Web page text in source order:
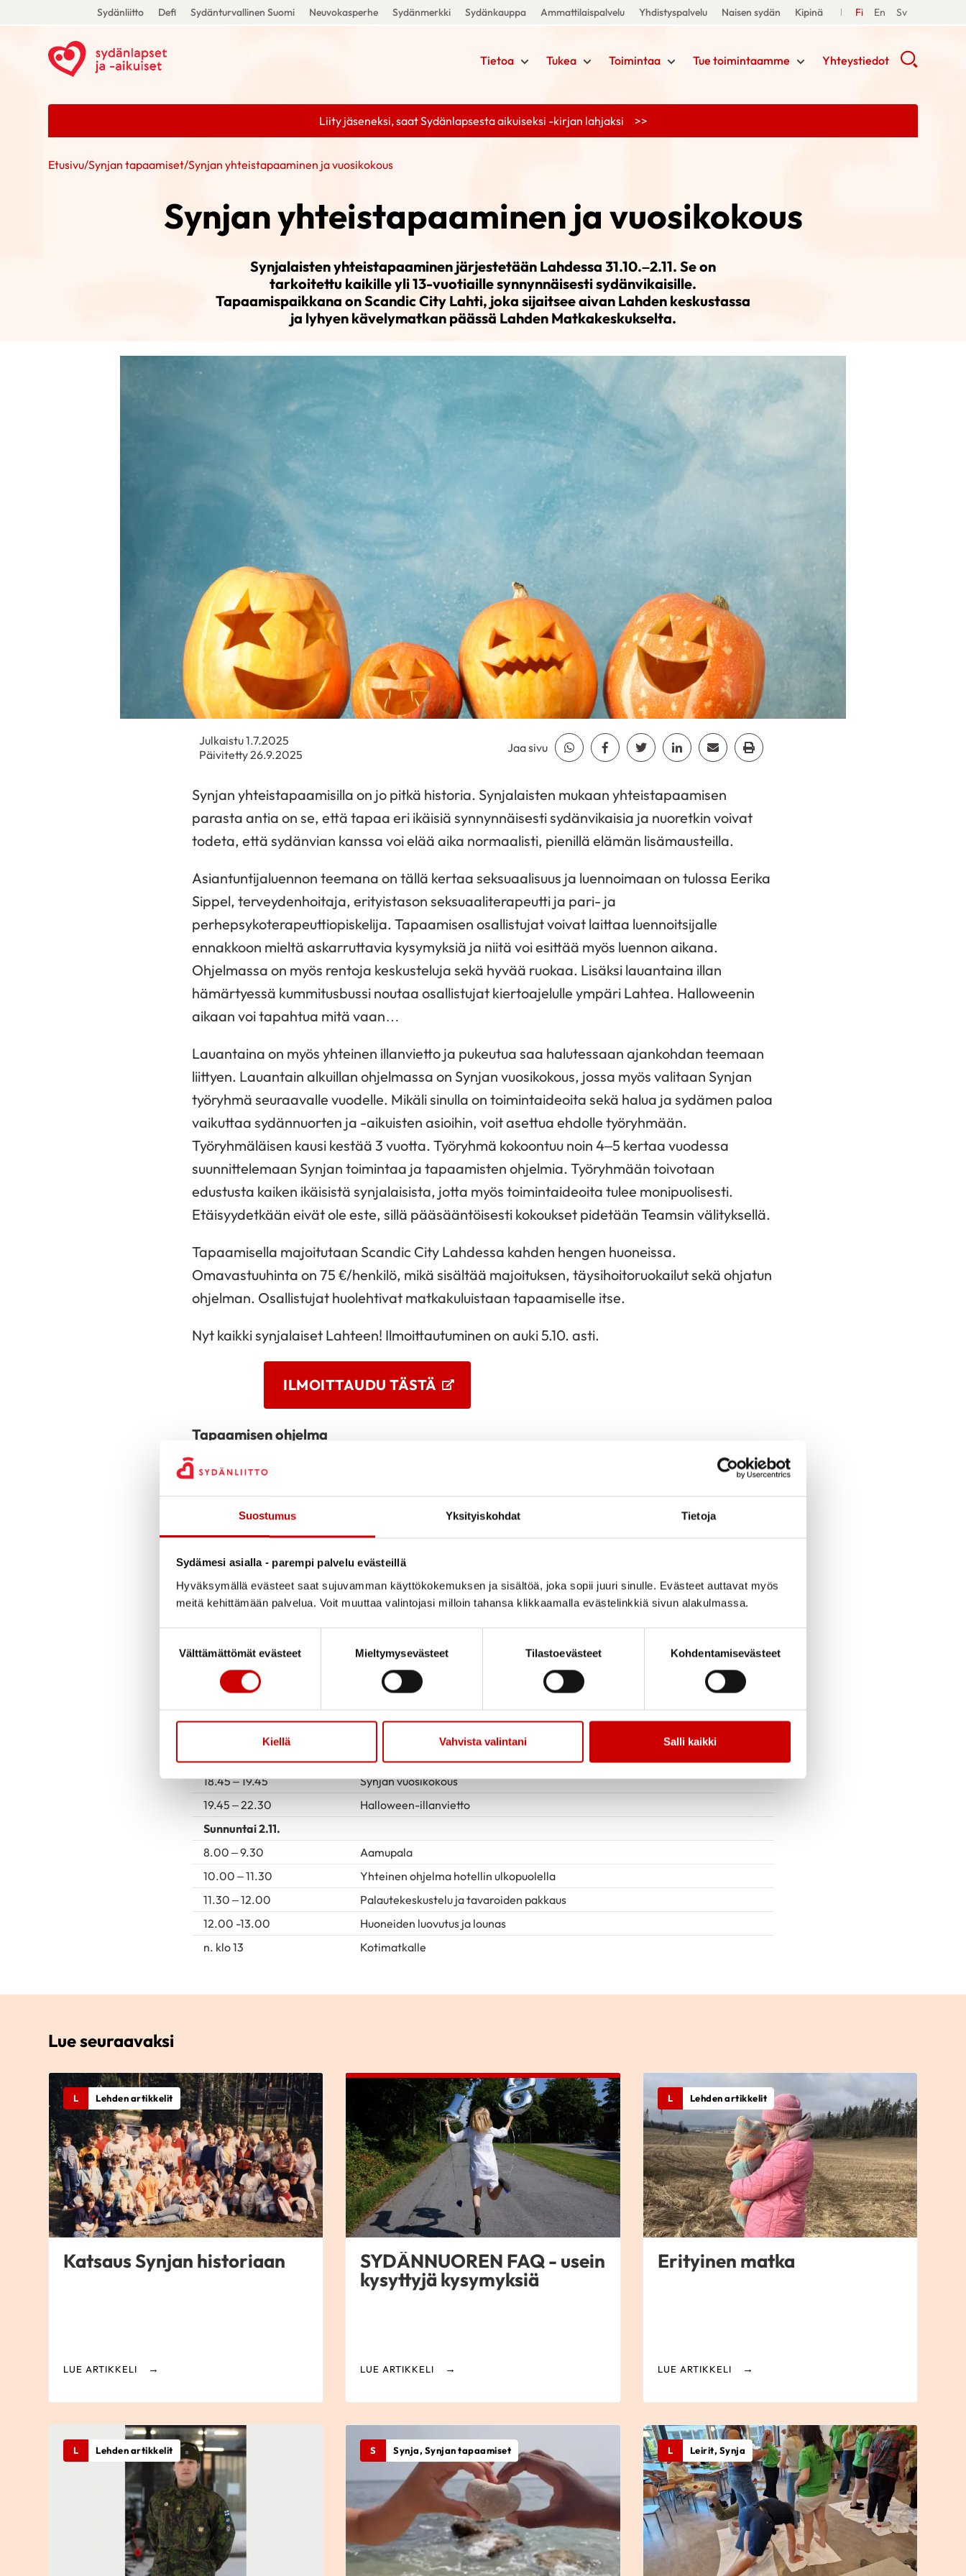
Suostumus Yksityiskohdat Tietoja
Sydämesi asialla - parempi palvelu evästeillä
Hyväksymällä evästeet saat sujuvamman käyttökokemuksen ja sisältöä, joka sopii juuri sinulle. Evästeet auttavat myös
meitä kehittämään palvelua. Voit muuttaa valintojasi milloin tahansa klikkaamalla evästelinkkiä sivun alakulmassa.
Välttämättömät evästeet
Mieltymysevästeet Tilastoevästeet Kohdentamisevästeet
Kiellä Vahvista valintani Salli kaikki
Sydänliitto Defi Sydänturvallinen Suomi Neuvokasperhe Sydänmerkki Sydänkauppa Ammattilaispalvelu Yhdistyspalvelu Naisen sydän Kipinä Fi En Sv
Tietoa Tukea Toimintaa Tue toimintaamme Yhteystiedot
Liity jäseneksi, saat Sydänlapsesta aikuiseksi -kirjan lahjaksi >>
Etusivu/Synjan tapaamiset/Synjan yhteistapaaminen ja vuosikokous
Synjan yhteistapaaminen ja vuosikokous
Synjalaisten yhteistapaaminen järjestetään Lahdessa 31.10.–2.11. Se on
tarkoitettu kaikille yli 13-vuotiaille synnynnäisesti sydänvikaisille.
Tapaamispaikkana on Scandic City Lahti, joka sijaitsee aivan Lahden keskustassa
ja lyhyen kävelymatkan päässä Lahden Matkakeskukselta.
Julkaistu 1.7.2025
Päivitetty 26.9.2025
Jaa sivu Jaa Whatsapp
Jaa Facebook
Jaa TwitterJaa LinkedinJaa EmailJaa Print
Synjan yhteistapaamisilla on jo pitkä historia. Synjalaisten mukaan yhteistapaamisen
parasta antia on se, että tapaa eri ikäisiä synnynnäisesti sydänvikaisia ja nuoretkin voivat
todeta, että sydänvian kanssa voi elää aika normaalisti, pienillä elämän lisämausteilla.
Asiantuntijaluennon teemana on tällä kertaa seksuaalisuus ja luennoimaan on tulossa Eerika
Sippel, terveydenhoitaja, erityistason seksuaaliterapeutti ja pari- ja
perhepsykoterapeuttiopiskelija. Tapaamisen osallistujat voivat laittaa luennoitsijalle
ennakkoon mieltä askarruttavia kysymyksiä ja niitä voi esittää myös luennon aikana.
Ohjelmassa on myös rentoja keskusteluja sekä hyvää ruokaa. Lisäksi lauantaina illan
hämärtyessä kummitusbussi noutaa osallistujat kiertoajelulle ympäri Lahtea. Halloweenin
aikaan voi tapahtua mitä vaan…
Lauantaina on myös yhteinen illanvietto ja pukeutua saa halutessaan ajankohdan teemaan
liittyen. Lauantain alkuillan ohjelmassa on Synjan vuosikokous, jossa myös valitaan Synjan
työryhmä seuraavalle vuodelle. Mikäli sinulla on toimintaideoita sekä halua ja sydämen paloa
vaikuttaa sydännuorten ja -aikuisten asioihin, voit asettua ehdolle työryhmään.
Työryhmäläisen kausi kestää 3 vuotta. Työryhmä kokoontuu noin 4–5 kertaa vuodessa
suunnittelemaan Synjan toimintaa ja tapaamisten ohjelmia. Työryhmään toivotaan
edustusta kaiken ikäisistä synjalaisista, jotta myös toimintaideoita tulee monipuolisesti.
Etäisyydetkään eivät ole este, sillä pääsääntöisesti kokoukset pidetään Teamsin välityksellä.
Tapaamisella majoitutaan Scandic City Lahdessa kahden hengen huoneissa.
Omavastuuhinta on 75 €/henkilö, mikä sisältää majoituksen, täysihoitoruokailut sekä ohjatun
ohjelman. Osallistujat huolehtivat matkakuluistaan tapaamiselle itse.
Nyt kaikki synjalaiset Lahteen! Ilmoittautuminen on auki 5.10. asti.
ILMOITTAUDU TÄSTÄ
Tapaamisen ohjelma
Perjantai 31.10.
16 – 18
Majoittuminen
18.00 – 19.30
Päivällinen ja tutustumista
21.00 – 22.30
Iltapala ja yhteinen illanvietto
Lauantai 1.11.
Lounas
13.00 – 14.30
Luento seksuaalisuudesta – Luennoitsijana Eerika Sippel
14.30 – 15.00
Päiväkahvi
15.30 – 17.00
Kummitusbussikierros, sis. lyhyen kävelyosuuden
17.30 – 18.30
Päivällinen
18.45 – 19.45
Synjan vuosikokous
19.45 – 22.30
Halloween-illanvietto
Sunnuntai 2.11.
8.00 – 9.30
Aamupala
10.00 – 11.30
Yhteinen ohjelma hotellin ulkopuolella
11.30 – 12.00
Palautekeskustelu ja tavaroiden pakkaus
12.00 -13.00
Huoneiden luovutus ja lounas
n. klo 13
Kotimatkalle
Lue seuraavaksi
L Lehden artikkelit
Katsaus Synjan historiaan
LUE ARTIKKELI
SYDÄNNUOREN FAQ - usein
kysyttyjä kysymyksiä
LUE ARTIKKELI
L Lehden artikkelit
Erityinen matka
LUE ARTIKKELI
L Lehden artikkelit S Synja, Synjan tapaamiset L Leirit, Synja